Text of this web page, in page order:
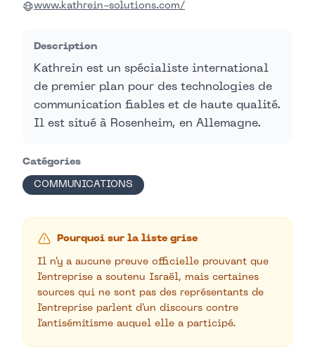
www.kathrein-solutions.com/
Description
Kathrein est un spécialiste international
de premier plan pour des technologies de
communication fiables et de haute qualité.
Il est situé à Rosenheim, en Allemagne.
Catégories
COMMUNICATIONS
Pourquoi sur la liste grise
Il n'y a aucune preuve officielle prouvant que
l'entreprise a soutenu Israël, mais certaines
sources qui ne sont pas des représentants de
l'entreprise parlent d'un discours contre
l'antisémitisme auquel elle a participé.